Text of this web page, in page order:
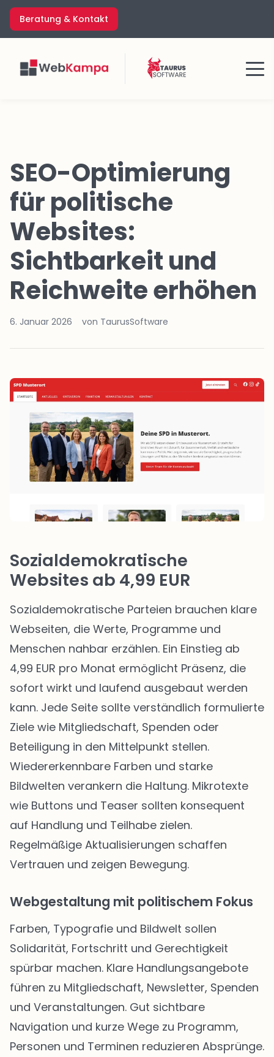
Zum
Inhalt
springen
Beratung & Kontakt
Menü
SEO-Optimierung
für politische
Websites:
Sichtbarkeit und
Reichweite erhöhen
6. Januar 2026 von TaurusSoftware
Sozialdemokratische
Websites ab 4,99 EUR
Sozialdemokratische Parteien brauchen klare
Webseiten, die Werte, Programme und
Menschen nahbar erzählen. Ein Einstieg ab
4,99 EUR pro Monat ermöglicht Präsenz, die
sofort wirkt und laufend ausgebaut werden
kann. Jede Seite sollte verständlich formulierte
Ziele wie Mitgliedschaft, Spenden oder
Beteiligung in den Mittelpunkt stellen.
Wiedererkennbare Farben und starke
Bildwelten verankern die Haltung. Mikrotexte
wie Buttons und Teaser sollten konsequent
auf Handlung und Teilhabe zielen.
Regelmäßige Aktualisierungen schaffen
Vertrauen und zeigen Bewegung.
Webgestaltung mit politischem Fokus
Farben, Typografie und Bildwelt sollen
Solidarität, Fortschritt und Gerechtigkeit
spürbar machen. Klare Handlungsangebote
führen zu Mitgliedschaft, Newsletter, Spenden
und Veranstaltungen. Gut sichtbare
Navigation und kurze Wege zu Programm,
Personen und Terminen reduzieren Absprünge.